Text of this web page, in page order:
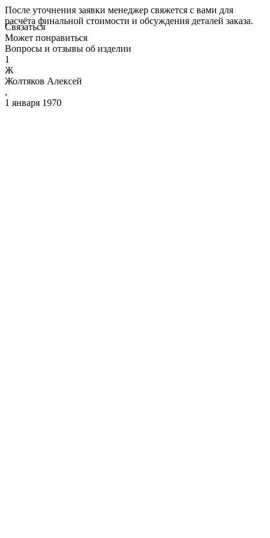
После уточнения заявки менеджер свяжется с вами для
расчёта финальной стоимости и обсуждения деталей заказа.
Связаться
Может понравиться
Вопросы и отзывы об изделии
1
Ж
Жолтяков Алексей
,
1 января 1970